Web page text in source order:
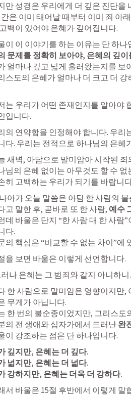
만 성경은 우리에게 더 깊은 진단을
은 이미 태어날 때부터 이미 죄 아
백이 있어야 은혜가 깊어집니다.
문제를 정확히 보아야, 은혜의 깊
얼마나 깊고 넓게 흘러왔는지를 보
스도의 은혜가 얼마나 더 크고 더
는 우리가 어떤 존재인지를 알아야
입니다.
의 연약함을 인정해야 합니다. 우리
다. 우리는 전적으로 하나님의 은혜
새벽, 아담으로 말미암아 시작된 죄
님의 은혜 없이는 아무것도 할 수 없
히 고백하는 우리가 되기를 바랍니
아가 오늘 말씀은 아담 한 사람의
고 말한 후, 곧바로 또 한 사람, 예수
데 바울은 단지 “한 사람 대 한 사람
다.
의 핵심은 “비교할 수 없는 차이”에
을 보면 바울은 이렇게 선언합니다.
나 은혜는 그 범죄와 같지 아니하
한 사람으로 말미암은 영향이지만,
무게가 아닙니다.
한 번의 불순종이었지만, 그리스도
의 전 생애와 십자가에서 드러난 완
이 강조하는 점은 단 하나입니다.
깊지만, 은혜는 더 깊다.
넓지만, 은혜는 더 넓다.
강하지만, 은혜는 더욱 더 강하다.
서 바울은 15절 후반에서 이렇게 말